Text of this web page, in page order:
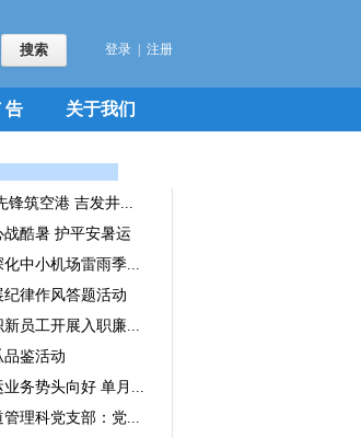
登录 注册
告 关于我们
锋筑空港 吉发井...
酷暑 护平安暑运
中小机场雷雨季...
律作风答题活动
员工开展入职廉...
鉴活动
务势头向好 单月...
理科党支部：党...